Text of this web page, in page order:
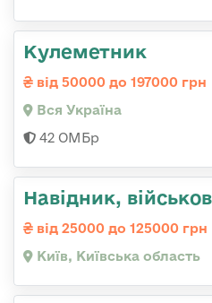
Кулеметник
від 50000 до 197000 грн
Вся Україна
42 ОМБр
Навідник,
від 25000 до 125000 грн
Київ, Київська область